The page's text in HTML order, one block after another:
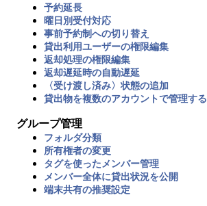
予約延長
曜日別受付対応
事前予約制への切り替え
貸出利用ユーザーの権限編集
返却処理の権限編集
返却遅延時の自動遅延
〈受け渡し済み〉状態の追加
貸出物を複数のアカウントで管理する
グループ管理
フォルダ分類
所有権者の変更
タグを使ったメンバー管理
メンバー全体に貸出状況を公開
端末共有の推奨設定